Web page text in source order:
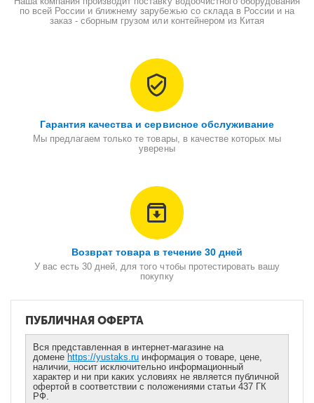
по всей России и ближнему зарубежью со склада в России и на
заказ - сборным грузом или контейнером из Китая
Гарантия качества и сервисное обслуживание
Мы предлагаем только те товары, в качестве которых мы
уверены
Возврат товара в течение 30 дней
У вас есть 30 дней, для того чтобы протестировать вашу
покупку
ПУБЛИЧНАЯ ОФЕРТА
Вся представленная в интернет-магазине на
домене https://yustaks.ru информация о товаре, цене,
наличии, носит исключительно информационный
характер и ни при каких условиях не является публичной
офертой в соответствии с положениями статьи 437 ГК
РФ.